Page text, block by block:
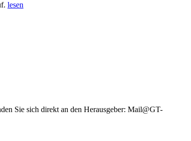
lesen
Sie sich direkt an den Herausgeber: Mail@GT-